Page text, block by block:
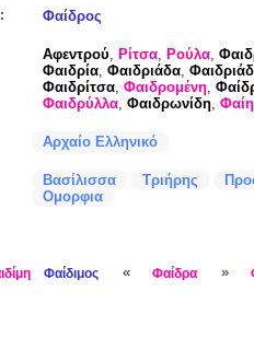
Φαίδρος
Αφεντρού, Ρίτσα, Ρούλα,
Φαιδρία, Φαιδριάδα,
Φαιδρίτσα, Φαιδρομένη,
Φαιδρύλλα, Φαιδρωνίδη, Φαίη
Αρχαίο Ελληνικό
Βασίλισσα Τριήρης
Ομορφια
Φαίδιμος « Φαίδρα »